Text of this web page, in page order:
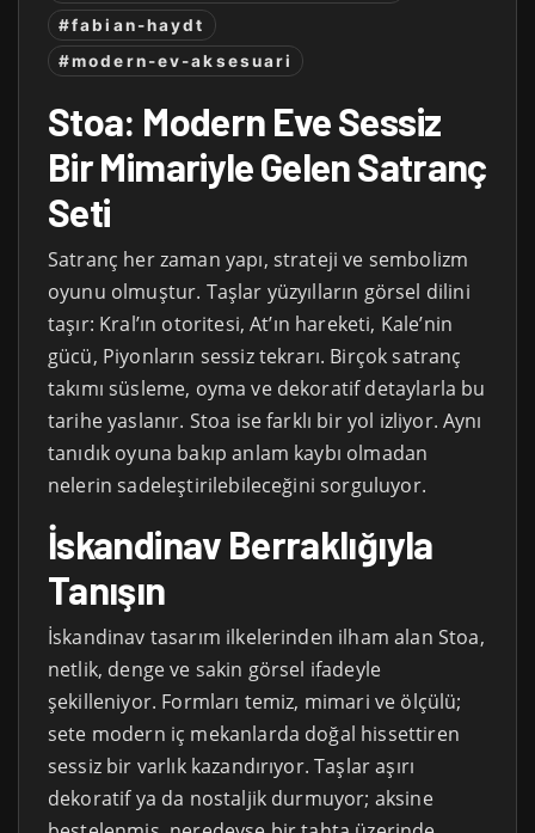
#fabian-haydt
#modern-ev-aksesuari
Stoa: Modern Eve Sessiz
Bir Mimariyle Gelen Satranç
Seti
Satranç her zaman yapı, strateji ve sembolizm
oyunu olmuştur. Taşlar yüzyılların görsel dilini
taşır: Kral’ın otoritesi, At’ın hareketi, Kale’nin
gücü, Piyonların sessiz tekrarı. Birçok satranç
takımı süsleme, oyma ve dekoratif detaylarla bu
tarihe yaslanır. Stoa ise farklı bir yol izliyor. Aynı
tanıdık oyuna bakıp anlam kaybı olmadan
nelerin sadeleştirilebileceğini sorguluyor.
İskandinav Berraklığıyla
Tanışın
İskandinav tasarım ilkelerinden ilham alan Stoa,
netlik, denge ve sakin görsel ifadeyle
şekilleniyor. Formları temiz, mimari ve ölçülü;
sete modern iç mekanlarda doğal hissettiren
sessiz bir varlık kazandırıyor. Taşlar aşırı
dekoratif ya da nostaljik durmuyor; aksine